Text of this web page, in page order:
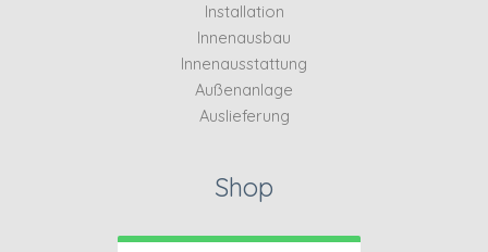
Installation
Innenausbau
Innenausstattung
Außenanlage
Auslieferung
Shop